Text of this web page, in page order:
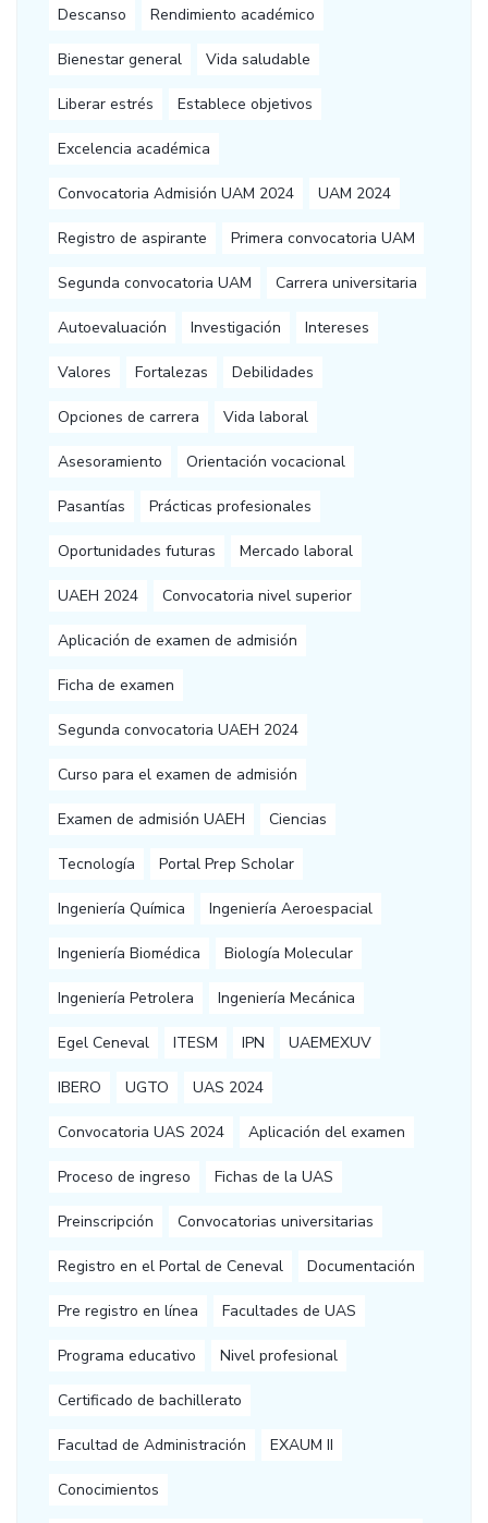
Descanso Rendimiento académico
Bienestar general Vida saludable
Liberar estrés Establece objetivos
Excelencia académica
Convocatoria Admisión UAM 2024 UAM 2024
Registro de aspirante Primera convocatoria UAM
Segunda convocatoria UAM Carrera universitaria
Autoevaluación Investigación Intereses
Valores Fortalezas Debilidades
Opciones de carrera Vida laboral
Asesoramiento Orientación vocacional
Pasantías Prácticas profesionales
Oportunidades futuras Mercado laboral
UAEH 2024 Convocatoria nivel superior
Aplicación de examen de admisión
Ficha de examen
Segunda convocatoria UAEH 2024
Curso para el examen de admisión
Examen de admisión UAEH Ciencias
Tecnología Portal Prep Scholar
Ingeniería Química Ingeniería Aeroespacial
Ingeniería Biomédica Biología Molecular
Ingeniería Petrolera Ingeniería Mecánica
Egel Ceneval ITESM IPN UAEMEXUV
IBERO UGTO UAS 2024
Convocatoria UAS 2024 Aplicación del examen
Proceso de ingreso Fichas de la UAS
Preinscripción Convocatorias universitarias
Registro en el Portal de Ceneval Documentación
Pre registro en línea Facultades de UAS
Programa educativo Nivel profesional
Certificado de bachillerato
Facultad de Administración EXAUM II
Conocimientos